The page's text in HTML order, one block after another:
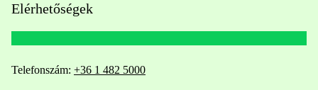
Elérhetőségek
Telefonszám: +36 1 482 5000